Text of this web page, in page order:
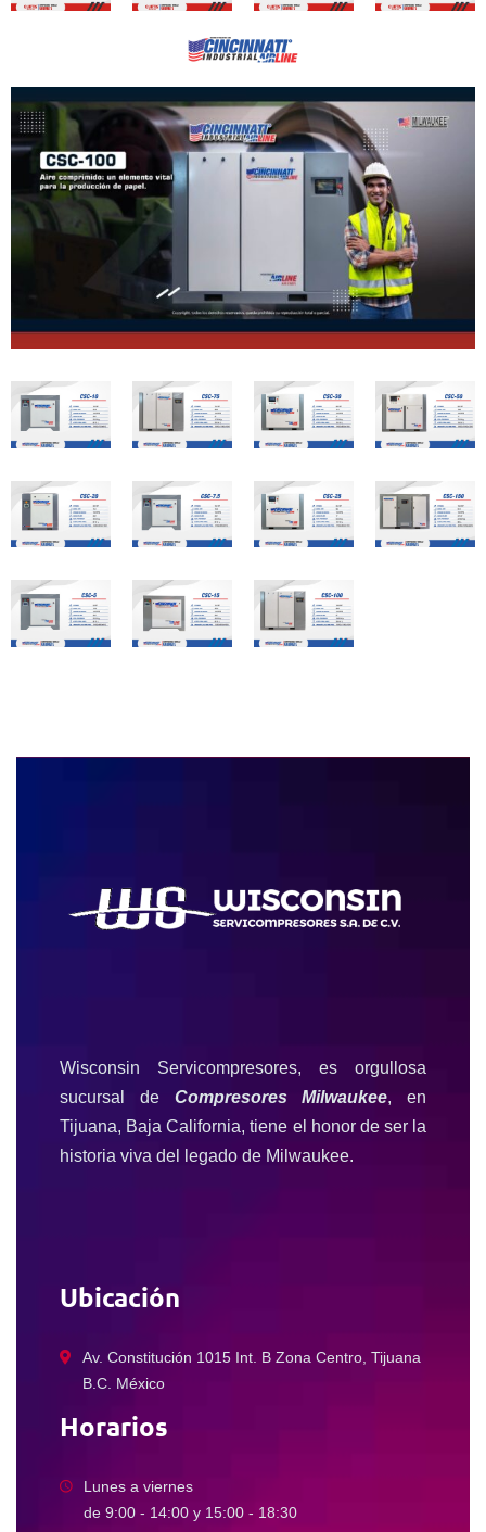
Wisconsin Servicompresores, es orgullosa
sucursal de Compresores Milwaukee, en
Tijuana, Baja California, tiene el honor de ser la
historia viva del legado de Milwaukee.
Ubicación
Av. Constitución 1015 Int. B Zona Centro, Tijuana
B.C. México
Horarios
Lunes a viernes
de 9:00 - 14:00 y 15:00 - 18:30